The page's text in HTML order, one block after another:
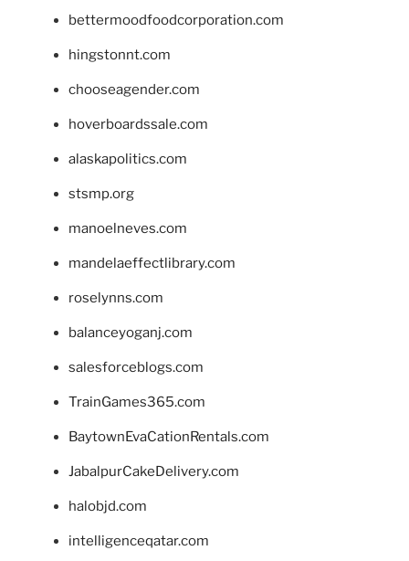
bettermoodfoodcorporation.com
hingstonnt.com
chooseagender.com
hoverboardssale.com
alaskapolitics.com
stsmp.org
manoelneves.com
mandelaeffectlibrary.com
roselynns.com
balanceyoganj.com
salesforceblogs.com
TrainGames365.com
BaytownEvaCationRentals.com
JabalpurCakeDelivery.com
halobjd.com
intelligenceqatar.com